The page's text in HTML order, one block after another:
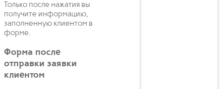
Только после нажатия вы
получите информацию,
заполненную клиентом в
форме.
Форма после
отправки заявки
клиентом